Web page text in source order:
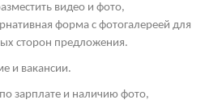
видео и фото,
форма с фотогалереей для
сторон предложения.
и вакансии.
зарплате и наличию фото,